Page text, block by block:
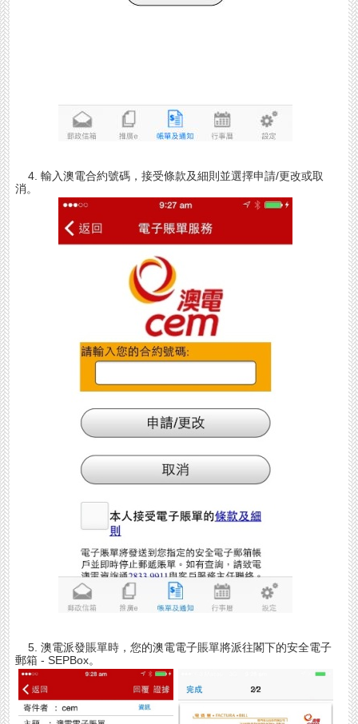
4. 輸入澳電合約號碼，接受條款及細則並選擇申請/更改或取
消。
5. 澳電派發賬單時，您的澳電電子賬單將派往閣下的安全電子
郵箱 - SEPBox。